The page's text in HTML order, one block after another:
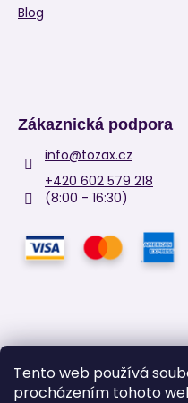
Tento web používá
procházením tohoto
Blog
Zákaznická podpora
info@tozax.cz
+420 602 579 218
(8:00 - 16:30)
Facebook